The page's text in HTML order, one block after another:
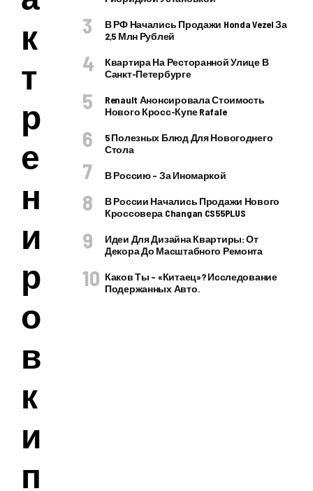
к
т
р
е
н
и
р
о
в
к
и
п
В РФ Начались Продажи Honda Vezel За
2,5 Млн Рублей
Квартира На Ресторанной Улице В
Санкт-Петербурге
Renault Анонсировала Стоимость
Нового Кросс-Купе Rafale
5 Полезных Блюд Для Новогоднего
Стола
В Россию – За Иномаркой
В России Начались Продажи Нового
Кроссовера Changan CS55PLUS
Идеи Для Дизайна Квартиры: От
Декора До Масштабного Ремонта
Каков Ты – «китаец»? Исследование
Подержанных Авто.